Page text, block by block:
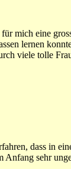
mich eine
lernen
viele tolle
dass in
Anfang sehr